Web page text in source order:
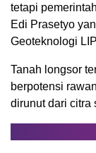
tetapi
Edi Prasetyo
Geoteknologi
Tanah longsor
berpotensi
dirunut dari citra